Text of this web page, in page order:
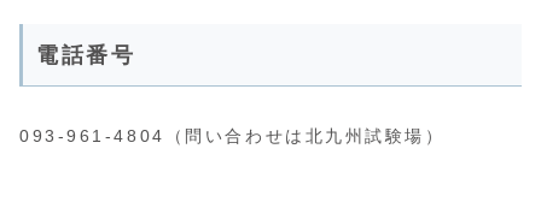
電話番号
093-961-4804（問い合わせは北九州試験場）